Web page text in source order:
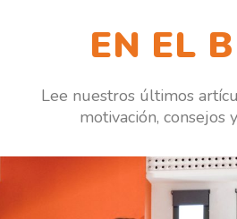
EN EL
Lee nuestros últimos
motivación, consejos